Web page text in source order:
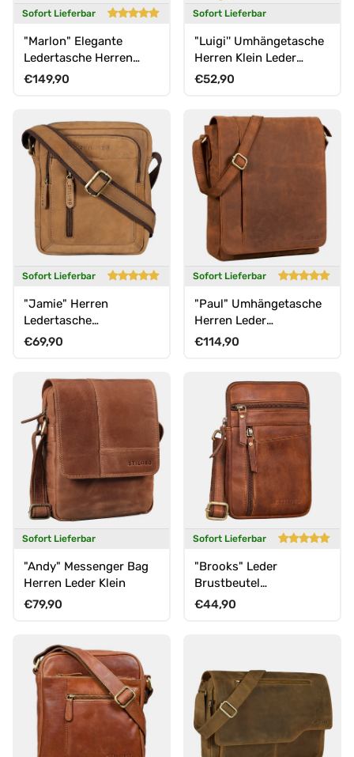
Sofort Lieferbar
"Marlon" Elegante
Ledertasche Herren
Business mit 15.6 Zoll
Normaler Preis
€149,90
Sofort Lieferbar
"Luigi'' Umhängetasche
Herren Klein Leder
Herrentasche zum
Normaler Preis
€52,90
Sofort Lieferbar
"Jamie" Herren
Ledertasche
Umhängetasche klein
Normaler Preis
€69,90
Sofort Lieferbar
"Paul" Umhängetasche
Herren Leder
Hochformat
Normaler Preis
€114,90
Sofort Lieferbar
"Andy" Messenger Bag
Herren Leder Klein
Normaler Preis
€79,90
Sofort Lieferbar
"Brooks" Leder
Brustbeutel
Gürteltasche
Normaler Preis
€44,90